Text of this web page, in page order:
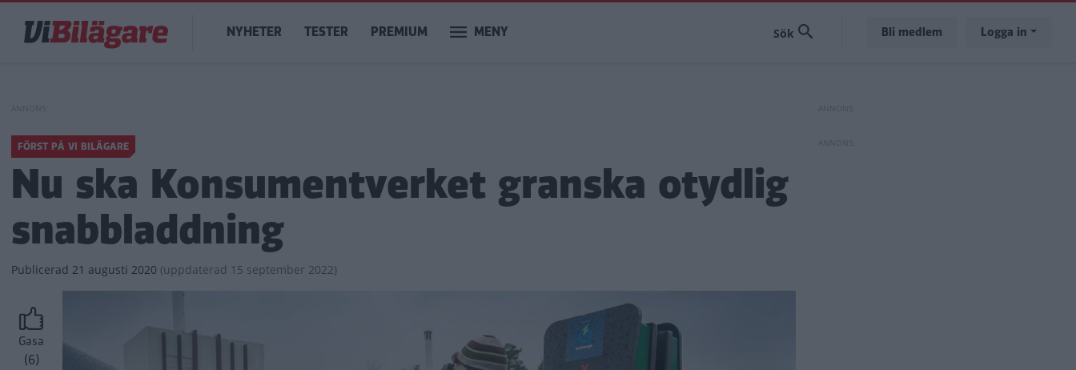
huvudinnehåll
Main
navigation
NYHETER TESTER PREMIUM MENY Bli medlem Logga in
FÖRST PÅ VI BILÄGARE
Nu ska Konsumentverket granska otydlig
snabbladdning
Publicerad 21 augusti 2020 (uppdaterad 15 september 2022)
Gasa
(6)